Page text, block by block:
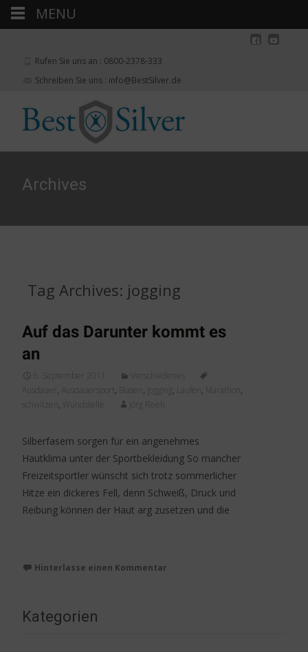
Rufen Sie uns an : 0800-2378-333
Schreiben Sie uns : info@BestSilver.de
Archives
Tag Archives: jogging
Auf das Darunter kommt es
an
6. September 2011
Verschiedenes
Ausdauer , Ausdauersport, , , Laufen , Marathon ,
schwitzen , Wundstelle Jörg Reeh
Silberfasern sorgen für ein angenehmes
Hautklima unter der Sportbekleidung So mancher
Freizeitsportler wünscht sich trotz sommerlicher
Hitze ein dickeres Fell, denn Schweiß, Druck und
Reibung können der Haut arg zusetzen und die
Hinterlasse einen Kommentar
Kategorien
MENU